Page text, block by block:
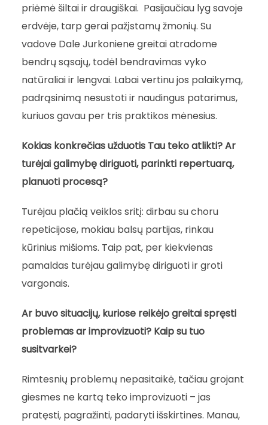
priėmė šiltai ir draugiškai. Pasijaučiau lyg savoje
erdvėje, tarp gerai pažįstamų žmonių. Su
vadove Dale Jurkoniene greitai atradome
bendrų sąsajų, todėl bendravimas vyko
natūraliai ir lengvai. Labai vertinu jos palaikymą,
padrąsinimą nesustoti ir naudingus patarimus,
kuriuos gavau per tris praktikos mėnesius.
Kokias konkrečias užduotis Tau teko atlikti? Ar
turėjai galimybę diriguoti, parinkti repertuarą,
planuoti procesą?
Turėjau plačią veiklos sritį: dirbau su choru
repeticijose, mokiau balsų partijas, rinkau
kūrinius mišioms. Taip pat, per kiekvienas
pamaldas turėjau galimybę diriguoti ir groti
vargonais.
Ar buvo situacijų, kuriose reikėjo greitai spręsti
problemas ar improvizuoti? Kaip su tuo
susitvarkei?
Rimtesnių problemų nepasitaikė, tačiau grojant
giesmes ne kartą teko improvizuoti – jas
pratęsti, pagražinti, padaryti išskirtines. Manau,